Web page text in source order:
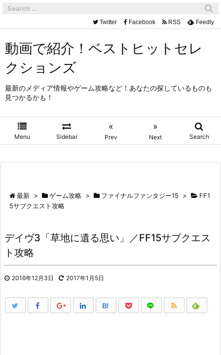
動画で紹介！ベストヒットセレ
クションズ
最新のメディア情報やゲーム攻略など！あなたの探しているものも
見つかるかも！
Menu Sidebar
«
Prev
»
Next Search
Twitter Facebook RSS Feedly
最新 > ゲーム攻略 > ファイナルファンタジー15 >
FF1
5サブクエスト攻略
デイヴ3「草地に遺る思い」／FF15サブクエス
ト攻略
2016年12月3日 2017年1月5日
B!